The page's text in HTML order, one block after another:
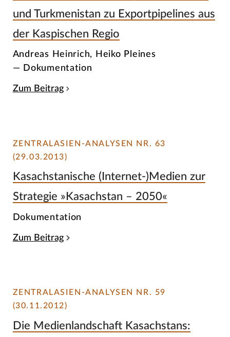
und Turkmenistan zu Exportpipelines aus
der Kaspischen Regio
Andreas Heinrich, Heiko Pleines
— Dokumentation
Zum Beitrag
ZENTRALASIEN-ANALYSEN NR. 63
(29.03.2013)
Kasachstanische (Internet-)Medien zur
Strategie »Kasachstan – 2050«
Dokumentation
Zum Beitrag
ZENTRALASIEN-ANALYSEN NR. 59
(30.11.2012)
Die Medienlandschaft Kasachstans: